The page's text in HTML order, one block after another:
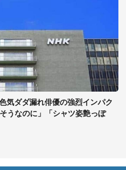
気ダダ漏れ俳優の強烈インパク
うなのに」「シャツ姿艶っぽ